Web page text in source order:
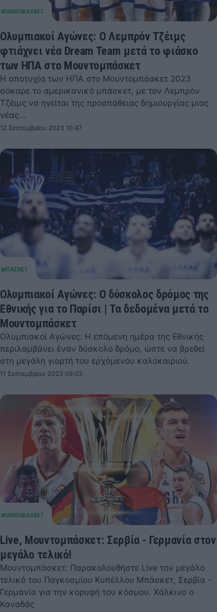
Ολυμπιακοί Αγώνες: Ο Λεμπρόν Τζέιμς
φτιάχνει νέα Dream Team μετά το φιάσκο
των ΗΠΑ στο Μουντομπάσκετ
Η αποτυχία των ΗΠΑ στο Μουντομπάσκετ 2023
σόκαρε το αμερικανικό μπάσκετ, με τον Λεμπρόν
Τζέιμς να ηγείται της προσπάθειας δημιουργίας μιας
νέας…
12 Σεπτεμβρίου 2023 10:47
Ολυμπιακοί Αγώνες: Ο δύσκολος δρόμος της
Εθνικής για το Παρίσι | Τα δεδομένα μετά το
Μουντομπάσκετ
Ολυμπιακοί Αγώνες: Η επόμενη ημέρα της Εθνικής
περιλαμβάνει έναν δύσκολο δρόμο, ώστε να βρεθεί
στη μεγάλη γιορτή του ερχόμενου καλοκαιριού.
11 Σεπτεμβρίου 2023 09:03
Live, Μουντομπάσκετ: Σερβία - Γερμανία στον
μεγάλο τελικό!
Μουντομπάσκετ: Παρακολουθήστε Live τον μεγάλο
τελικό του Παγκοσμίου Κυπέλλου Μπάσκετ, Σερβία -
Γερμανία για την κορυφή του κόσμου. Χάλκινο ο
Καναδάς